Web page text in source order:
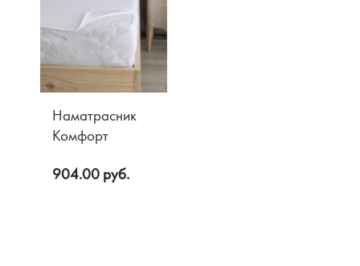
Наматрасник
Комфорт
904.00 руб.